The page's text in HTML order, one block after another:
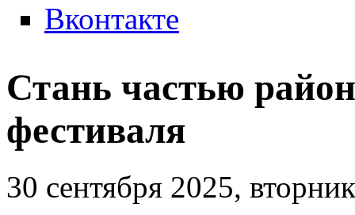
Вконтакте
Стань частью
фестиваля
30 сентября 2025, вторник